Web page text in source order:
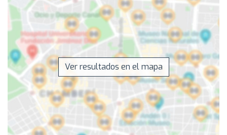
Ver resultados en el mapa